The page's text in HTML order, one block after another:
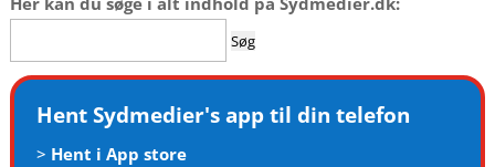
efter:
Hent Sydmedier's app til din telefon
> Hent i App store